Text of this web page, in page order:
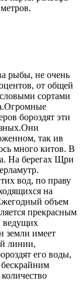
рыбы, не очень
от общей
сортами
бороздят эти
так ив
много китов. В
На берегах Щри
вод, по праву
на
объем
прекрасным
ведущих
земли имеет
линии,
его воды,